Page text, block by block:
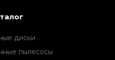
диски
пылесосы